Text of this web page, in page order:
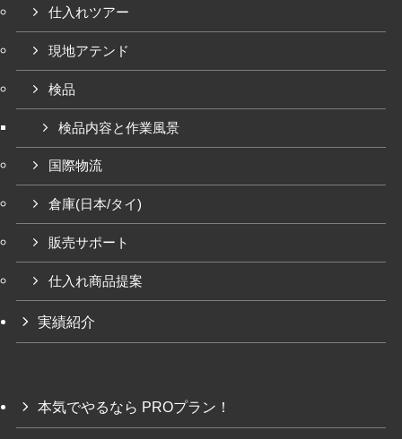
仕入れツアー
現地アテンド
検品
検品内容と作業風景
国際物流
倉庫(日本/タイ)
販売サポート
仕入れ商品提案
実績紹介
本気でやるなら PROプラン！